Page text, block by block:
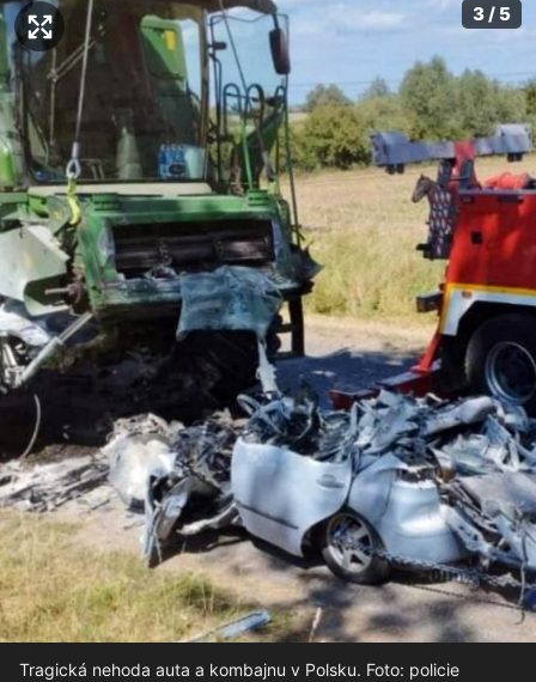
3 / 5
Tragická nehoda auta a kombajnu v Polsku. Foto: policie